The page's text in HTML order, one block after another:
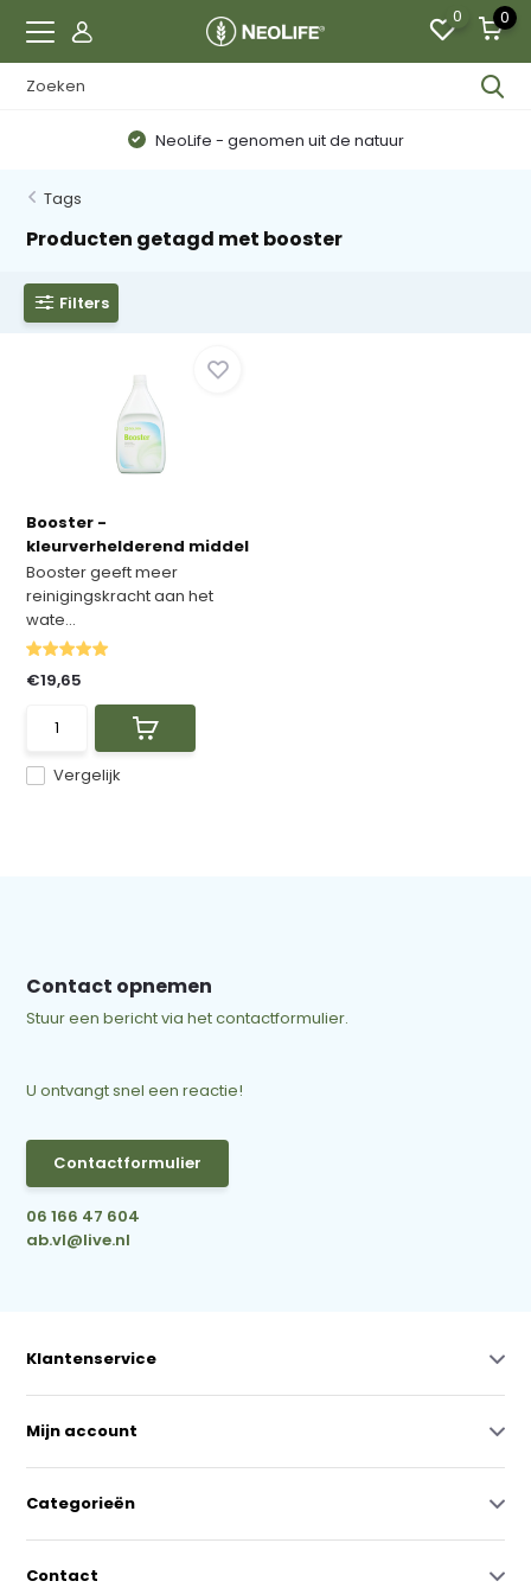
0 0
NeoLife - genomen uit de natuur
Tags
Producten getagd met booster
Filters
Booster -
kleurverhelderend middel
Booster geeft meer
reinigingskracht aan het
wate...
Vergelijk
€19,65
Contact opnemen
Stuur een bericht via het contactformulier.
U ontvangt snel een reactie!
Contactformulier
06 166 47 604
ab.vl@live.nl
Klantenservice
Mijn account
Categorieën
Contact